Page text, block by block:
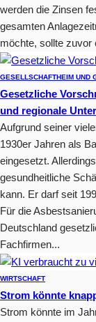
werden die Zinsen
gesamten
möchte, sollte zuvor
GESELLSCHAFTHEIM UND
Gesetzliche
und regionale
Aufgrund seiner
1930er Jahren als
eingesetzt.
gesundheitliche
kann. Er darf seit
Für die
Deutschland
Fachfirmen...
WIRTSCHAFT
Strom könnte
Strom könnte im